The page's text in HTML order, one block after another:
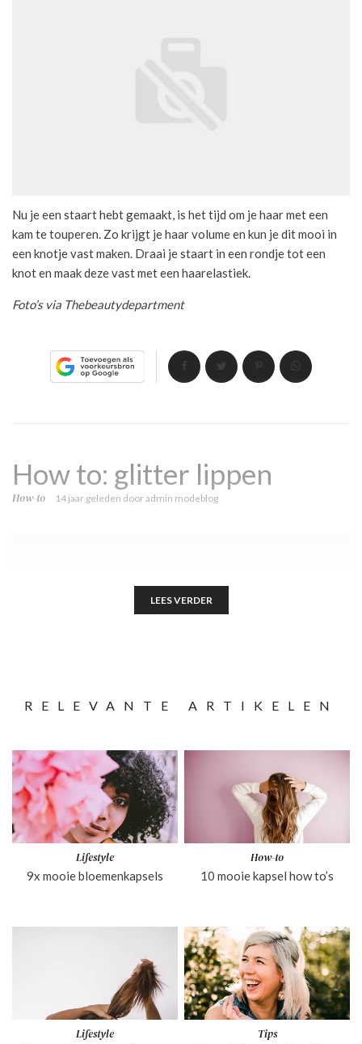
Nu je een staart hebt gemaakt, is het tijd om je haar met een
kam te touperen. Zo krijgt je haar volume en kun je dit mooi in
een knotje vast maken. Draai je staart in een rondje tot een
knot en maak deze vast met een haarelastiek.
Foto’s via Thebeautydepartment
How to: glitter lippen
How-to 14 jaar geleden dooradmin modeblog
LEES VERDER
RELEVANTE ARTIKELEN
Lifestyle
9x mooie bloemenkapsels
How-to
10 mooie kapsel how to’s
Lifestyle Tips